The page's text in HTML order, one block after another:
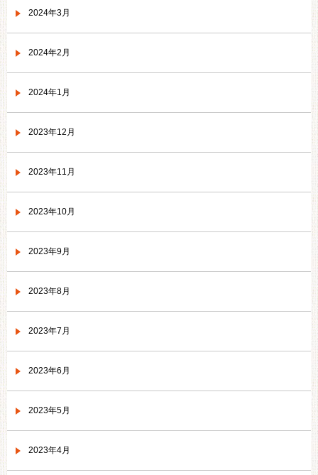
2024年3月
2024年2月
2024年1月
2023年12月
2023年11月
2023年10月
2023年9月
2023年8月
2023年7月
2023年6月
2023年5月
2023年4月